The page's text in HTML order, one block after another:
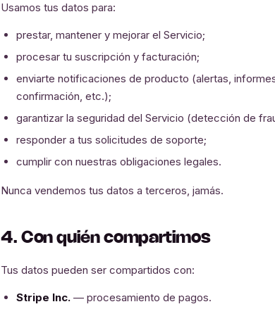
Usamos tus datos para:
prestar, mantener y mejorar el Servicio;
procesar tu suscripción y facturación;
enviarte notificaciones de producto (alertas,
confirmación, etc.);
garantizar la seguridad del Servicio (detección de
responder a tus solicitudes de soporte;
cumplir con nuestras obligaciones legales.
Nunca vendemos tus datos a terceros, jamás.
4. Con quién compartimos
Tus datos pueden ser compartidos con:
Stripe Inc. — procesamiento de pagos.